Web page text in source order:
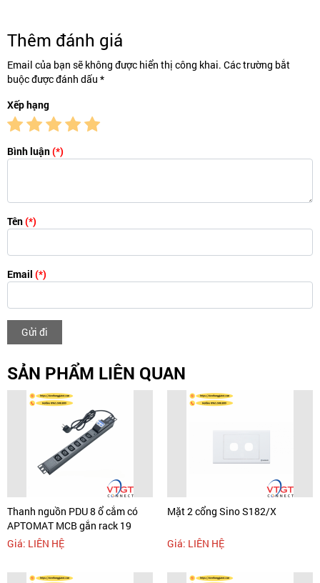
Thêm đánh giá
Email của bạn sẽ không được hiển thị công khai. Các trường bắt
buộc được đánh dấu *
Xếp hạng
Bình luận(*)
Tên(*)
Email (*)
Gửi đi
SẢN PHẨM LIÊN QUAN
Thanh nguồn PDU 8 ổ cắm có
APTOMAT MCB gắn rack 19
Giá: LIÊN HỆ
Mặt 2 cổng Sino S182/X
Giá: LIÊN HỆ